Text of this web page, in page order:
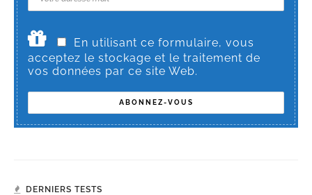
En utilisant ce formulaire, vous
acceptez le stockage et le traitement de
vos données par ce site Web.
DERNIERS TESTS